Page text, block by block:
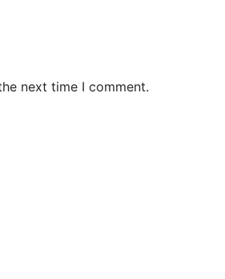
next time I comment.